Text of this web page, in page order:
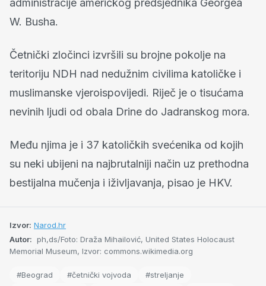
administracije američkog predsjednika Georgea
W. Busha.
Četnički zločinci izvršili su brojne pokolje na
teritoriju NDH nad nedužnim civilima katoličke i
muslimanske vjeroispovijedi. Riječ je o tisućama
nevinih ljudi od obala Drine do Jadranskog mora.
Među njima je i 37 katoličkih svećenika od kojih
su neki ubijeni na najbrutalniji način uz prethodna
bestijalna mučenja i iživljavanja, pisao je HKV.
Izvor: Narod.hr
Autor: ph,ds/Foto: Draža Mihailović, United States Holocaust
Memorial Museum, Izvor: commons.wikimedia.org
#Beograd #četnički vojvoda
#streljanje